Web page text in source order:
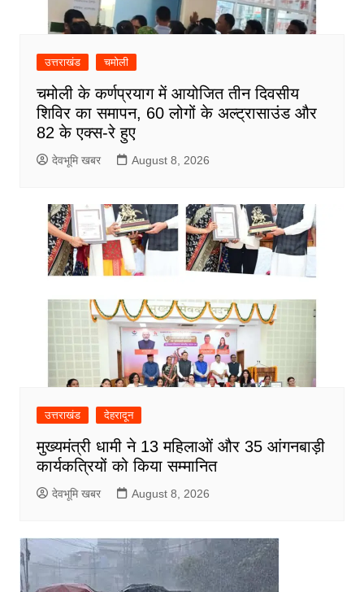
उत्तराखंड चमोली
चमोली के कर्णप्रयाग में आयोजित तीन दिवसीय
शिविर का समापन, 60 लोगों के अल्ट्रासाउंड और
82 के एक्स-रे हुए
देवभूमि खबर August 8, 2026
उत्तराखंड देहरादून
मुख्यमंत्री धामी ने 13 महिलाओं और 35 आंगनबाड़ी
कार्यकत्रियों को किया सम्मानित
देवभूमि खबर August 8, 2026